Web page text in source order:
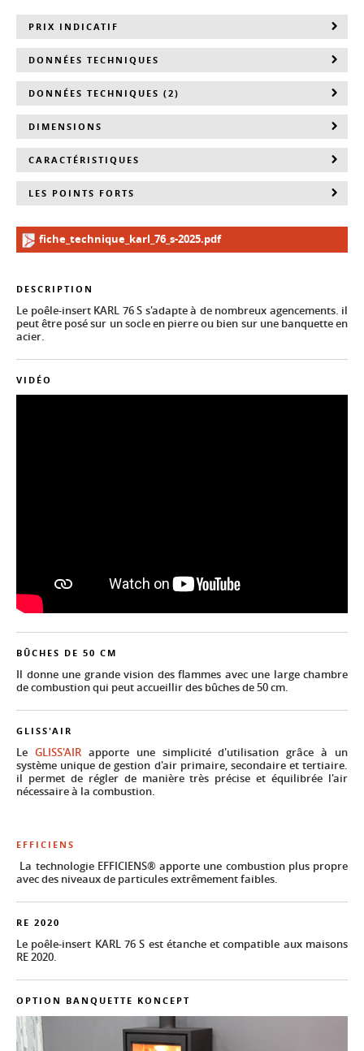
DESCRIPTION
Le poêle-insert KARL 76 S s'adapte à de nombreux agencements. il
peut être posé sur un socle en pierre ou bien sur une banquette en
acier.
VIDÉO
BÛCHES DE 50 CM
Il donne une grande vision des flammes avec une large chambre
de combustion qui peut accueillir des bûches de 50 cm.
GLISS'AIR
Le GLISS'AIRapporte une simplicité d'utilisation grâce à un
système unique de gestion d'air primaire, secondaire et tertiaire.
il permet de régler de manière très précise et équilibrée l'air
nécessaire à la combustion.
EFFICIENS
La technologie EFFICIENS® apporte une combustion plus propre
avec des niveaux de particules extrêmement faibles.
RE 2020
Le poêle-insert KARL 76 S est étanche et compatible aux maisons
RE 2020.
OPTION BANQUETTE KONCEPT
PRIX INDICATIF
DONNÉES TECHNIQUES
DONNÉES TECHNIQUES (2)
DIMENSIONS
CARACTÉRISTIQUES
LES POINTS FORTS
fiche_technique_karl_76_s-2025.pdf